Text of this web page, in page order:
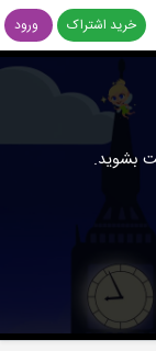
خرید اشتراک ورود
بشوید.